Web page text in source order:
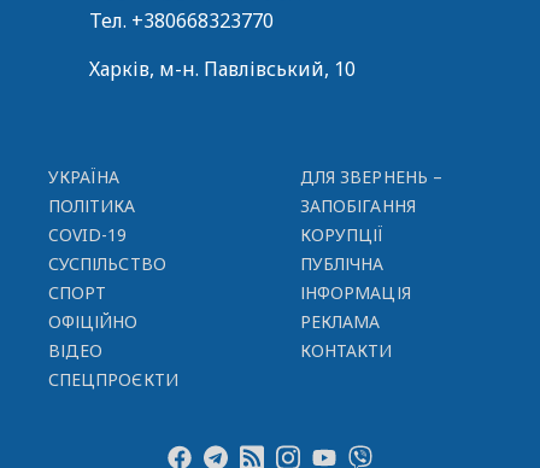
Тел. +380668323770
Харків, м-н. Павлівський, 10
УКРАЇНА
ПОЛІТИКА
COVID-19
СУСПІЛЬСТВО
СПОРТ
ОФІЦІЙНО
ВІДЕО
СПЕЦПРОЄКТИ
ДЛЯ ЗВЕРНЕНЬ –
ЗАПОБІГАННЯ
КОРУПЦІЇ
ПУБЛІЧНА
ІНФОРМАЦІЯ
РЕКЛАМА
КОНТАКТИ